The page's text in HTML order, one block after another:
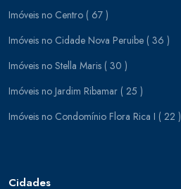
Imóveis no Centro ( 67 )
Imóveis no Cidade Nova Peruibe ( 36 )
Imóveis no Stella Maris ( 30 )
Imóveis no Jardim Ribamar ( 25 )
Imóveis no Condomínio Flora Rica I ( 22 )
Cidades